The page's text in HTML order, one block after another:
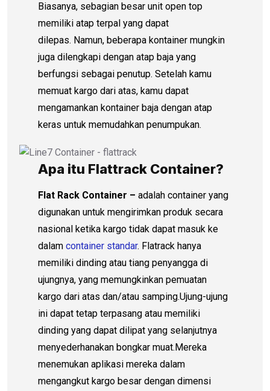
Biasanya, sebagian besar unit open top
memiliki atap terpal yang dapat
dilepas. Namun, beberapa kontainer mungkin
juga dilengkapi dengan atap baja yang
berfungsi sebagai penutup. Setelah kamu
memuat kargo dari atas, kamu dapat
mengamankan kontainer baja dengan atap
keras untuk memudahkan penumpukan.
Apa itu Flattrack Container?
Flat Rack Container – adalah container yang
digunakan untuk mengirimkan produk secara
nasional ketika kargo tidak dapat masuk ke
dalam container standar. Flatrack hanya
memiliki dinding atau tiang penyangga di
ujungnya, yang memungkinkan pemuatan
kargo dari atas dan/atau samping.Ujung-ujung
ini dapat tetap terpasang atau memiliki
dinding yang dapat dilipat yang selanjutnya
menyederhanakan bongkar muat.Mereka
menemukan aplikasi mereka dalam
mengangkut kargo besar dengan dimensi